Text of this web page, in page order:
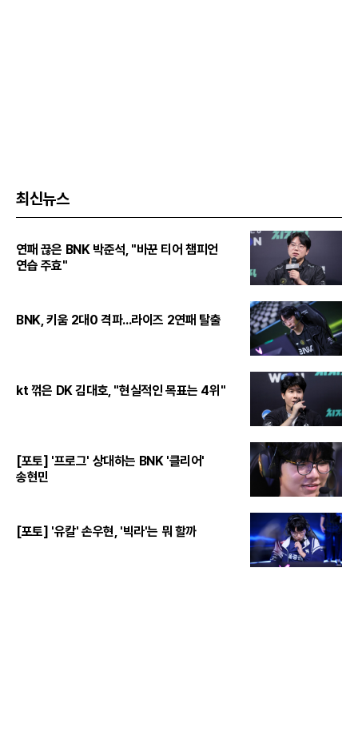
최신뉴스
연패 끊은 BNK 박준석, "바꾼 티어 챔피언
연습 주효"
BNK, 키움 2대0 격파...라이즈 2연패 탈출
kt 꺾은 DK 김대호, "현실적인 목표는 4위"
[포토] '프로그' 상대하는 BNK '클리어'
송현민
[포토] '유칼' 손우현, '빅라'는 뭐 할까